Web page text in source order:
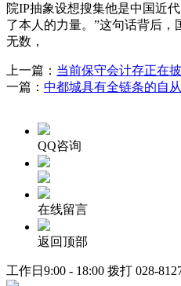
院IP抽象设想搜集他是中国近
了本人的力量。”这句话背后
无数，
上一篇： 当前保守会计存正在
一篇： 中都城具有全链条的自
QQ咨询
在线留言
返回顶部
工作日9:00 - 18:00 拨打 028-